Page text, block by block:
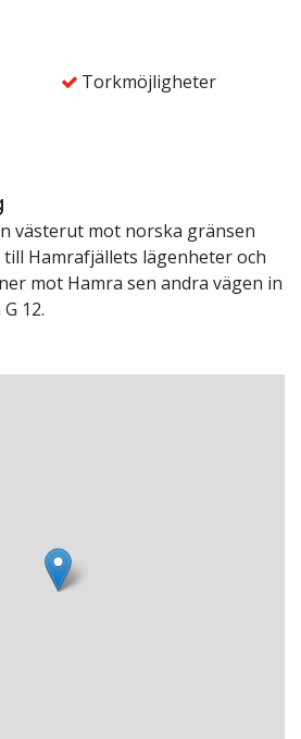
Torkmöjligheter
västerut mot norska gränsen
Hamrafjällets lägenheter och
mot Hamra sen andra vägen in
12.